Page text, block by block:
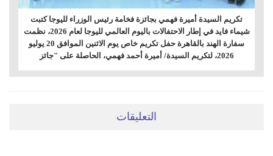
تكريم السيدة أميرة فهمي بجائزة فخامة رئيس الوزراء لليوجا كتبت
شيماء فايد في إطار الاحتفالات باليوم العالمي لليوجا لعام 2026، نظمت
سفارة الهند بالقاهرة حفل تكريم خاص يوم الاثنين الموافق 20 يوليو
2026، لتكريم السيدة/ أميرة أحمد فهمي، الحاصلة على "جائز
التعليقات